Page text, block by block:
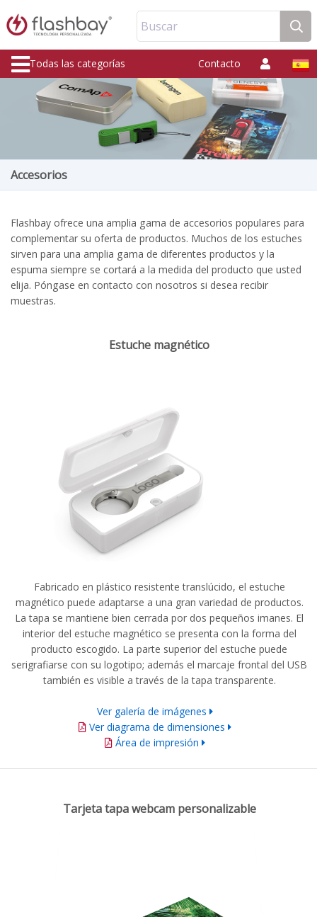
Buscar
Todas las categorías Contacto
Accesorios
Flashbay ofrece una amplia gama de accesorios populares para
complementar su oferta de productos. Muchos de los estuches
sirven para una amplia gama de diferentes productos y la
espuma siempre se cortará a la medida del producto que usted
elija. Póngase en contacto con nosotros si desea recibir
muestras.
Estuche magnético
Fabricado en plástico resistente translúcido, el estuche
magnético puede adaptarse a una gran variedad de productos.
La tapa se mantiene bien cerrada por dos pequeños imanes. El
interior del estuche magnético se presenta con la forma del
producto escogido. La parte superior del estuche puede
serigrafiarse con su logotipo; además el marcaje frontal del USB
también es visible a través de la tapa transparente.
Ver galería de imágenes
Ver diagrama de dimensiones
Área de impresión
Tarjeta tapa webcam personalizable